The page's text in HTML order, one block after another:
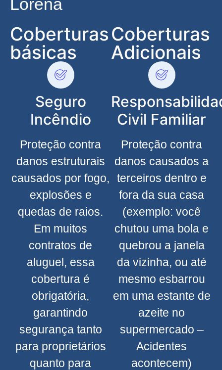
Coberturas
básicas
Seguro
Incêndio
Proteção contra
danos estruturais
causados por fogo,
explosões e
quedas de raios.
Em muitos
contratos de
aluguel, essa
cobertura é
obrigatória,
garantindo
segurança tanto
para proprietários
quanto para
Coberturas
Adicionais
Civil Familiar
Proteção contra
danos causados a
terceiros dentro e
fora da sua casa
(exemplo: você
chutou uma bola e
quebrou a janela
da vizinha, ou até
mesmo esbarrou
em uma estante de
azeite no
supermercado –
Acidentes
acontecem)